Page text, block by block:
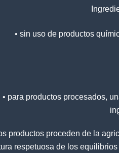
• sin uso de productos
• para productos procesados,
productos proceden de la
respetuosa de los